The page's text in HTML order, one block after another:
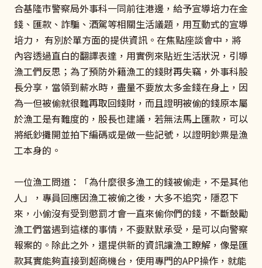
合基隆市警察局外事科一同前往港邊，給予宣導培力在金
錢、匯款、詐騙、酒駕等相關生活議題，用互動式的宣導
培力， 有別於單方面的提供資訊。在焦點座談會中，將
內容透過直白的翻譯表達，用實例來貼近生活狀況，引導
漁工們反思；為了預防外籍漁工的錢財再失竊，外事科股
長分享，當領到薪水時，盡量不要放太多金錢在身上，因
為一但被偷就很難再取回錢財，而且證明被偷的錢原本屬
於漁工是有難度的，股長也建議，若無法馬上匯款，可以
將紙鈔攤開並拍下編碼或是做一些記號，以證明鈔票是漁
工本身的。
一位漁工問道：「為什麼很多漁工的錢被偷走，不是其他
人」，專員回應因漁工被偷之後，大多不追究，隱忍下
來，小偷沒有受到懲罰才會一直來偷你們的錢，不斷鼓勵
漁工們當遇到這樣的事情，不要默默承受，是可以向警察
報案的。除此之外，還提供新的資訊讓漁工瞭解，像是匯
款其實能夠直接到超商機台，使用專門的APP操作，就能